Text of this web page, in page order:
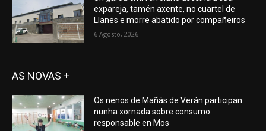
expareja, tamén axente, no cuartel de
Llanes e morre abatido por compañeiros
6 Agosto, 2026
AS NOVAS +
Os nenos de Mañás de Verán participan
nunha xornada sobre consumo
responsable en Mos